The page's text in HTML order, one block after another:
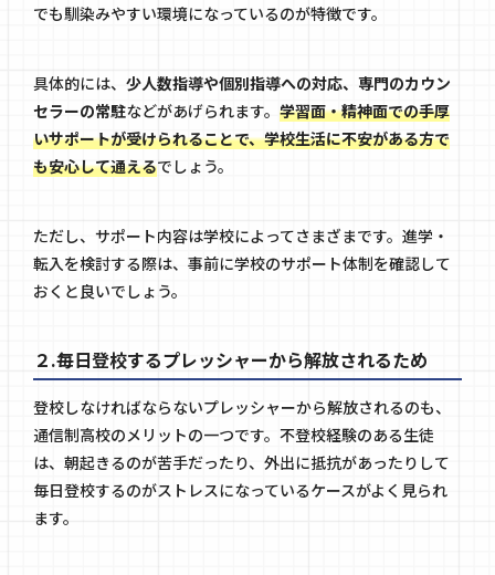
でも馴染みやすい環境になっているのが特徴です。
具体的には、 少人数指導や個別指導への対応、専門のカウン
セラーの常駐などがあげられます。 学習面・精神面での手厚
いサポートが受けられることで、学校生活に不安がある方で
も安心して通えるでしょう。
ただし、サポート内容は学校によってさまざまです。進学・
転入を検討する際は、事前に学校のサポート体制を確認して
おくと良いでしょう。
２.毎日登校するプレッシャーから解放されるため
登校しなければならないプレッシャーから解放されるのも、
通信制高校のメリットの一つです。不登校経験のある生徒
は、朝起きるのが苦手だったり、外出に抵抗があったりして
毎日登校するのがストレスになっているケースがよく見られ
ます。